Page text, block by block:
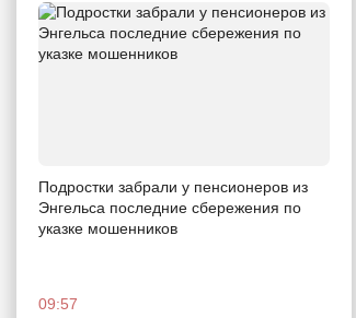
Подростки забрали у пенсионеров из
Энгельса последние сбережения по
указке мошенников
09:57